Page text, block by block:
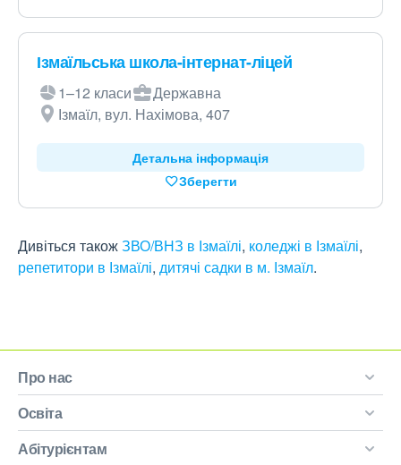
Ізмаїльська школа-інтернат-ліцей
1–12 класи
Державна
Ізмаїл, вул. Нахімова, 407
Детальна інформація
Зберегти
Дивіться такожЗВО/ВНЗ в Ізмаїлі, коледжі в Ізмаїлі,
репетитори в Ізмаїлі, дитячі садки в м. Ізмаїл.
Про нас
Освіта
Абітурієнтам